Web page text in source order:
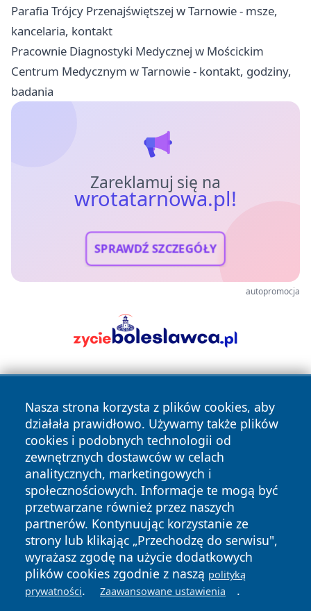
Parafia Trójcy Przenajświętszej w Tarnowie - msze,
kancelaria, kontakt
Pracownie Diagnostyki Medycznej w Mościckim
Centrum Medycznym w Tarnowie - kontakt, godziny,
badania
Zareklamuj się na
wrotatarnowa.pl!
SPRAWDŹ SZCZEGÓŁY
autopromocja
Nasza strona korzysta z plików cookies, aby
działała prawidłowo. Używamy także plików
cookies i podobnych technologii od
zewnętrznych dostawców w celach
analitycznych, marketingowych i
społecznościowych. Informacje te mogą być
przetwarzane również przez naszych
partnerów. Kontynuując korzystanie ze
strony lub klikając „Przechodzę do serwisu",
wyrażasz zgodę na użycie dodatkowych
plików cookies zgodnie z naszą polityką
prywatności. Zaawansowane ustawienia .
Copyright © 2026 wrotatarnowa.pl Wszystkie prawa
zastrzeżone.
News Autorzy
Polityka
Prywatności
Polityka
Cookies